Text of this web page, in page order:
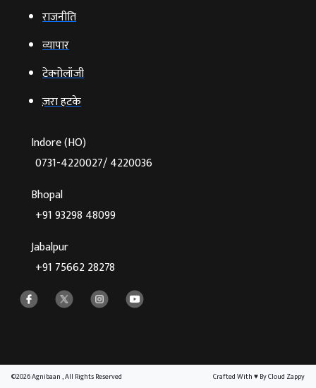
राजनीति
व्‍यापार
टेक्‍नोलॉजी
ज़रा हटके
Indore (HO)
0731-4220027/ 4220036
Bhopal
+91 93298 48099
Jabalpur
+91 75662 28278
©2026 Agnibaan , All Rights Reserved Crafted With♥By Cloud Zappy